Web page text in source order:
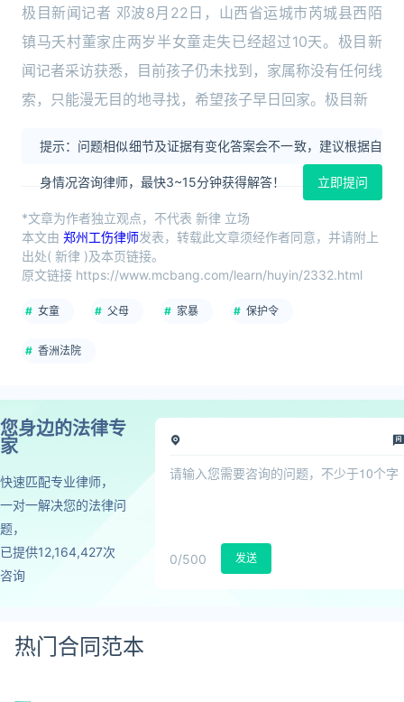
极目新闻记者 邓波8月22日，山西省运城市芮城县西陌
镇马夭村董家庄两岁半女童走失已经超过10天。极目新
闻记者采访获悉，目前孩子仍未找到，家属称没有任何线
索，只能漫无目的地寻找，希望孩子早日回家。极目新
提示：问题相似细节及证据有变化答案会不一致，建议根据自
身情况咨询律师，最快3~15分钟获得解答！ 立即提问
*文章为作者独立观点，不代表 新律 立场
本文由 郑州工伤律师发表，转载此文章须经作者同意，并请附上
出处( 新律 )及本页链接。
原文链接 https://www.mcbang.com/learn/huyin/2332.html
女童 父母 家暴 保护令
香洲法院
您身边的法律专
家
快速匹配专业律师，
一对一解决您的法律问
题，
已提供12,164,427次
咨询
0/500 发送
热门合同范本